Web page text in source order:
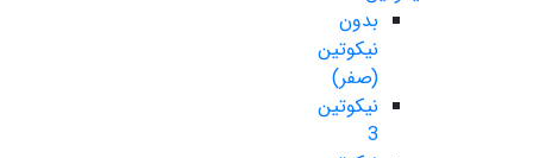
بدون
نیکوتین
(صفر)
نیکوتین
3